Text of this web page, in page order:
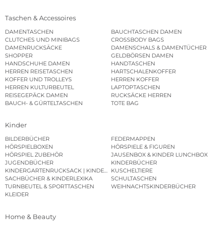
Taschen & Accessoires
DAMENTASCHEN
BAUCHTASCHEN DAMEN
CLUTCHES UND MINIBAGS
CROSSBODY BAGS
DAMENRUCKSÄCKE
DAMENSCHALS & DAMENTÜCHER
SHOPPER
GELDBÖRSEN DAMEN
HANDSCHUHE DAMEN
HANDTASCHEN
HERREN REISETASCHEN
HARTSCHALENKOFFER
KOFFER UND TROLLEYS
HERREN KOFFER
HERREN KULTURBEUTEL
LAPTOPTASCHEN
REISEGEPÄCK DAMEN
RUCKSÄCKE HERREN
BAUCH- & GÜRTELTASCHEN
TOTE BAG
Kinder
BILDERBÜCHER
FEDERMAPPEN
HÖRSPIELBOXEN
HÖRSPIELE & FIGUREN
HÖRSPIEL ZUBEHÖR
JAUSENBOX & KINDER LUNCHBOX
JUGENDBÜCHER
KINDERBÜCHER
KINDERGARTENRUCKSACK | KINDERGARTENBEUTEL
KUSCHELTIERE
SACHBÜCHER & KINDERLEXIKA
SCHULTASCHEN
TURNBEUTEL & SPORTTASCHEN
WEIHNACHTSKINDERBÜCHER
KLEIDER
Home & Beauty